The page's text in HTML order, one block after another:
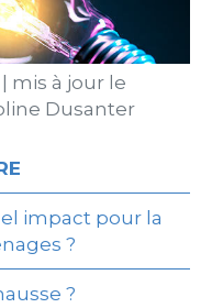
mis à jour le
Dusanter
impact pour la
?
?